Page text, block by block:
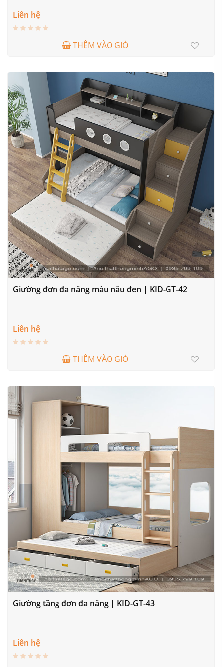
Liên hệ
THÊM VÀO GIỎ
Giường đơn đa năng màu nâu đen | KID-GT-42
Liên hệ
THÊM VÀO GIỎ
Giường tầng đơn đa năng | KID-GT-43
Liên hệ